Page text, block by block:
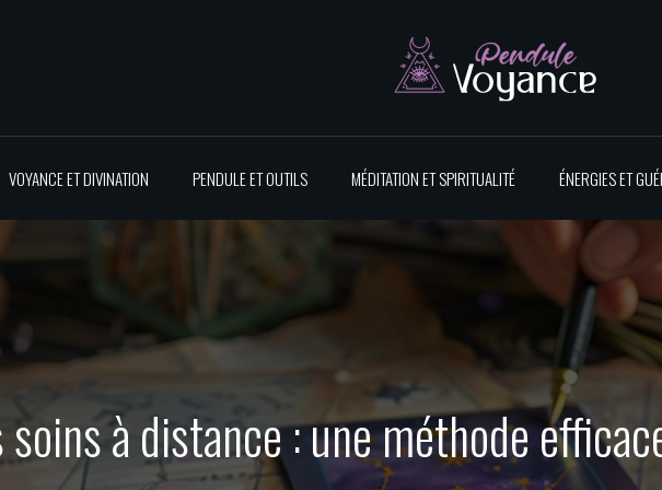
VOYANCE ET DIVINATION PENDULE ET OUTILS MÉDITATION ET SPIRITUALITÉ ÉNERGIES ET
soins à distance : une méthode